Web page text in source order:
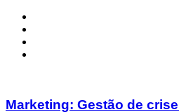
Marketing: Gestão de